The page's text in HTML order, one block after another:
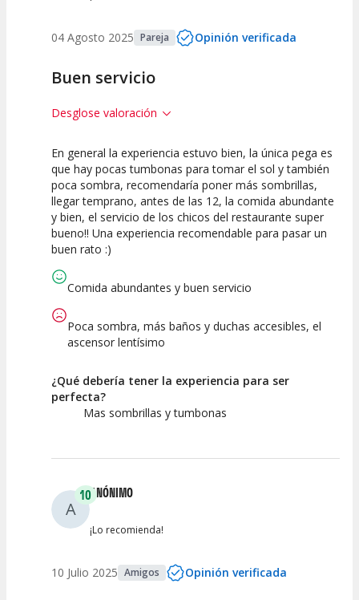
04 Agosto 2025 Pareja Opinión verificada
Buen servicio
Desglose valoración
7.5
Calidad de la
Actividad
10
Atención del
Personal /
Guia
En general la experiencia estuvo bien, la única pega es
que hay pocas tumbonas para tomar el sol y también
poca sombra, recomendaría poner más sombrillas,
llegar temprano, antes de las 12, la comida abundante
y bien, el servicio de los chicos del restaurante super
bueno!! Una experiencia recomendable para pasar un
buen rato :)
Comida abundantes y buen servicio
Poca sombra, más baños y duchas accesibles, el
ascensor lentísimo
¿Qué debería tener la experiencia para ser
perfecta?
Mas sombrillas y tumbonas
A
10ANÓNIMO
¡Lo recomienda!
10 Julio 2025 Amigos Opinión verificada